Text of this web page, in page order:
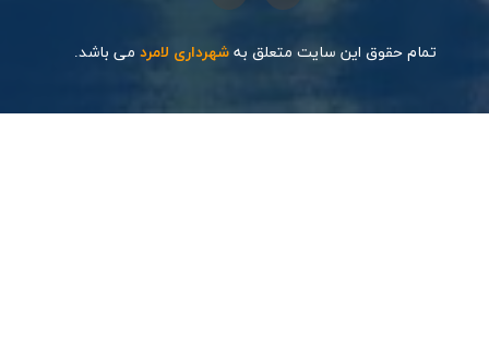
تمام حقوق این سایت متعلق به شهرداری لامرد می باشد.